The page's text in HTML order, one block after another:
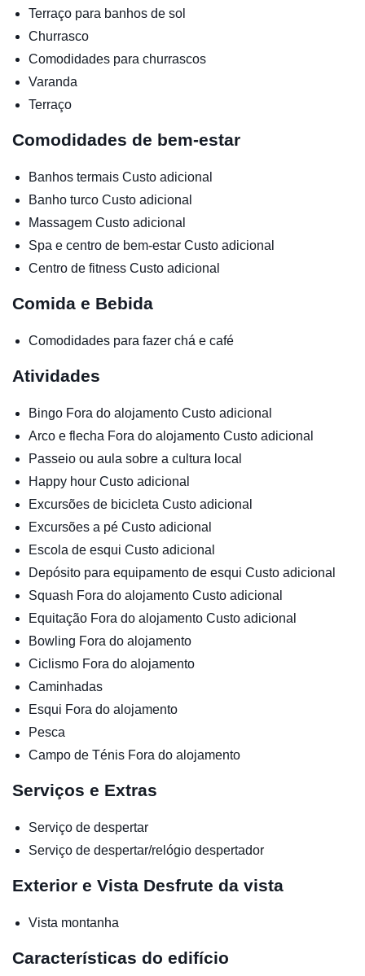
Terraço para banhos de sol
Churrasco
Comodidades para churrascos
Varanda
Terraço
Comodidades de bem-estar
Banhos termais Custo adicional
Banho turco Custo adicional
Massagem Custo adicional
Spa e centro de bem-estar Custo adicional
Centro de fitness Custo adicional
Comida e Bebida
Comodidades para fazer chá e café
Atividades
Bingo Fora do alojamento Custo adicional
Arco e flecha Fora do alojamento Custo adicional
Passeio ou aula sobre a cultura local
Happy hour Custo adicional
Excursões de bicicleta Custo adicional
Excursões a pé Custo adicional
Escola de esqui Custo adicional
Depósito para equipamento de esqui Custo adicional
Squash Fora do alojamento Custo adicional
Equitação Fora do alojamento Custo adicional
Bowling Fora do alojamento
Ciclismo Fora do alojamento
Caminhadas
Esqui Fora do alojamento
Pesca
Campo de Ténis Fora do alojamento
Serviços e Extras
Serviço de despertar
Serviço de despertar/relógio despertador
Exterior e Vista Desfrute da vista
Vista montanha
Características do edifício